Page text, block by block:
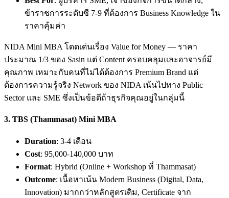
ข้าราชการระดับซี 7-9 ที่ต้องการ Business Knowledge ใน
ราคาคุ้มค่า
NIDA Mini MBA โดดเด่นเรื่อง Value for Money — ราคา
ประมาณ 1/3 ของ Sasin แต่ Content ครอบคลุมและอาจารย์มี
คุณภาพ เหมาะกับคนที่ไม่ได้ต้องการ Premium Brand แต่
ต้องการความรู้จริง Network ของ NIDA เน้นไปทาง Public
Sector และ SME ซึ่งเป็นข้อดีถ้าธุรกิจคุณอยู่ในกลุ่มนี้
3. TBS (Thammasat) Mini MBA
Duration: 3-4 เดือน
Cost: 95,000-140,000 บาท
Format: Hybrid (Online + Workshop ที่ Thammasat)
Outcome: เนื้อหาเน้น Modern Business (Digital, Data,
Innovation) มากกว่าหลักสูตรเดิม, Certificate จาก